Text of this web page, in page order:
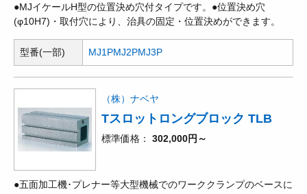
●MJイケールH型の位置決め穴付タイプです。●位置決め穴
(φ10H7)・取付穴により、治具の固定・位置決めができます。
型番(一部) MJ1PMJ2PMJ3P
（株）ナベヤ
Tスロットロングブロック TLB
標準価格 302,000円～
●五面加工機･プレナー等大型機械でのワーククランプのベースに